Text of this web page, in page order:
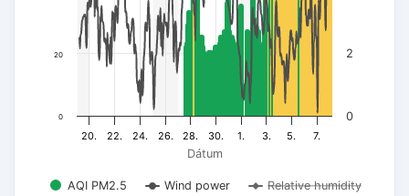
Dátum
AQI PM2.5 Wind power Relative humidity
20. 22. 24. 26. 28. 30. 1. 3. 5. 7.
0
20
0
2